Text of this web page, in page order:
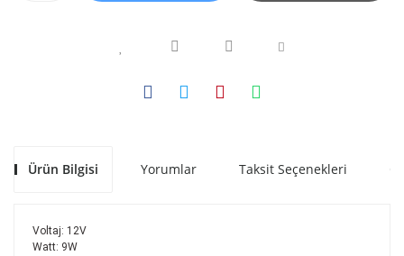
Ürün Bilgisi Yorumlar Taksit Seçenekleri
Voltaj: 12V
Watt: 9W